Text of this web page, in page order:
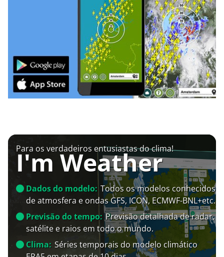
Para os verdadeiros entusiastas do clima!
I'm Weather
Dados do modelo: Todos os modelos conhecidos
de atmosfera e ondas GFS, ICON, ECMWF-BNL+etc.
Previsão do tempo: Previsão detalhada de radar,
satélite e raios em todo o mundo.
Clima: Séries temporais do modelo climático